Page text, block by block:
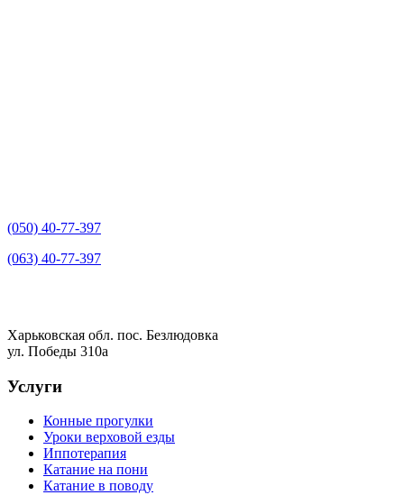
(050) 40-77-397
(063) 40-77-397
Харьковская обл. пос. Безлюдовка
ул. Победы 310а
Услуги
Конные прогулки
Уроки верховой езды
Иппотерапия
Катание на пони
Катание в поводу